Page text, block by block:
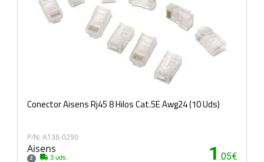
Conector Aisens Rj45 8 Hilos Cat.5E Awg24 (10 Uds)
P/N: A138-0290
Aisens
2 3 uds. 1 .05€